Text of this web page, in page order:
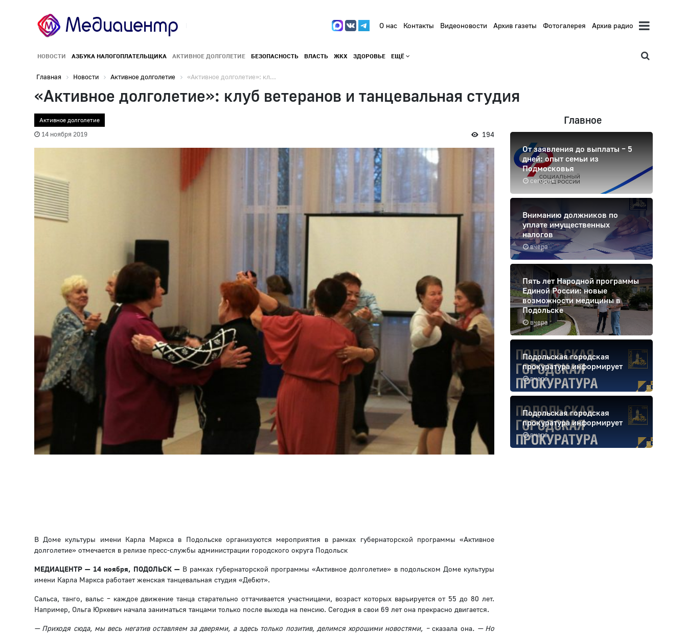
О нас Контакты Видеоновости Архив газеты Фотогалерея Архив радио
НОВОСТИ АЗБУКА НАЛОГОПЛАТЕЛЬЩИКА АКТИВНОЕ ДОЛГОЛЕТИЕ БЕЗОПАСНОСТЬ ВЛАСТЬ ЖКХ ЗДОРОВЬЕ ЕЩЁ
Главная Новости Активное долголетие «Активное долголетие»: кл...
«Активное долголетие»: клуб ветеранов и танцевальная студия
Активное долголетие
14 ноября 2019 194
В Доме культуры имени Карла Маркса в Подольске организуются мероприятия в рамках губернаторской программы «Активное
долголетие» отмечается в релизе пресс-службы администрации городского округа Подольск
МЕДИАЦЕНТР — 14 ноября, ПОДОЛЬСК —В рамках губернаторской программы «Активное долголетие» в подольском Доме культуры
имени Карла Маркса работает женская танцевальная студия «Дебют».
Сальса, танго, вальс – каждое движение танца старательно оттачивается участницами, возраст которых варьируется от 55 до 80 лет.
Например, Ольга Юркевич начала заниматься танцами только после выхода на пенсию. Сегодня в свои 69 лет она прекрасно двигается.
— Приходя сюда, мы весь негатив оставляем за дверями, а здесь только позитив, делимся хорошими новостями, –сказала она. — Но
Главное
сегодня
От заявления до выплаты – 5
дней: опыт семьи из
Подмосковья
вчера
Вниманию должников по
уплате имущественных
налогов
вчера
Пять лет Народной программы
Единой России: новые
возможности медицины в
Подольске
вчера
Подольская городская
прокуратура информирует
вчера
Подольская городская
прокуратура информирует